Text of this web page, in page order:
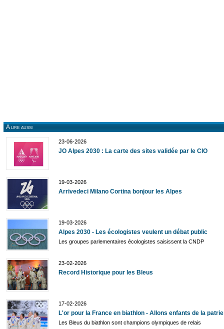
A lire aussi
23-06-2026
JO Alpes 2030 : La carte des sites validée par le CIO
19-03-2026
Arrivedeci Milano Cortina bonjour les Alpes
19-03-2026
Alpes 2030 - Les écologistes veulent un débat public
Les groupes parlementaires écologistes saisissent la CNDP
23-02-2026
Record Historique pour les Bleus
17-02-2026
L'or pour la France en biathlon - Allons enfants de la
Les Bleus du biathlon sont champions olympiques de relais